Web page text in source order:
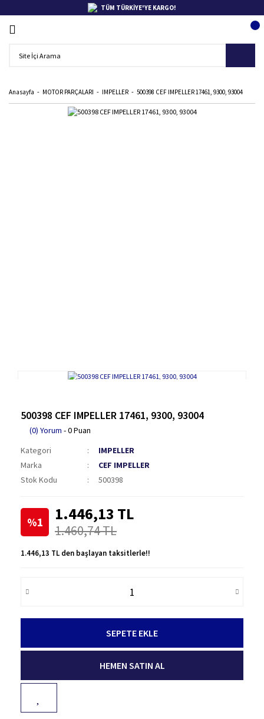
TÜM TÜRKİYE'YE KARGO!
Anasayfa MOTOR PARÇALARI IMPELLER 500398 CEF IMPELLER 17461, 9300, 93004
500398 CEF IMPELLER 17461, 9300, 93004
(0) Yorum - 0 Puan
Kategori
IMPELLER
Marka
CEF IMPELLER
Stok Kodu
500398
%1 1.446,13 TL
1.460,74 TL
1.446,13 TL den başlayan taksitlerle!!
SEPETE EKLE
HEMEN SATIN AL